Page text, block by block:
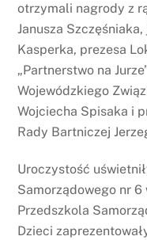
otrzymali nagrody z
Janusza
Kasperka, prezesa
„Partnerstwo na
Wojewódzkiego
Wojciecha Spisaka i
Rady Bartniczej
Uroczystość
Samorządowego nr 6
Przedszkola
Dzieci